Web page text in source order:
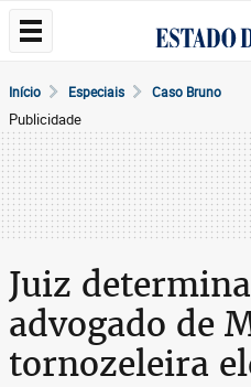
Início Especiais Caso Bruno
Publicidade
Juiz
advogado de
tornozeleira